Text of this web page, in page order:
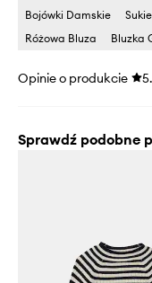
Bojówki Damskie
Różowa Bluza
Bluzka
Opinie o produkcie
Sprawdź podobne